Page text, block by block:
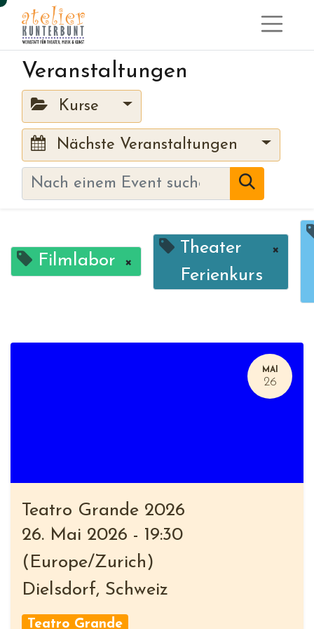
Veranstaltungen
Kurse
Nächste Veranstaltungen
Filmlabor ×
Theater
Ferienkurs
×
MAI
26
Teatro Grande 2026
26. Mai 2026 - 19:30
( Europe/Zurich )
Dielsdorf, Schweiz
Teatro Grande